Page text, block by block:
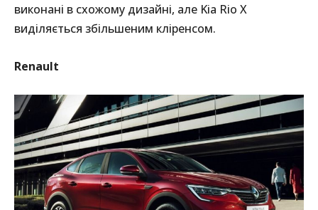
виконані в схожому дизайні, але Kia Rio X
виділяється збільшеним кліренсом.
Renault